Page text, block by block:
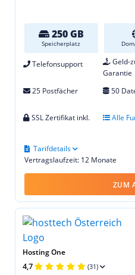
250 GB
Speicherplatz
Telefonsupport
Geld-
Garantie
25 Postfächer 50
SSL Zertifikat inkl.
Alle
Vertragslaufzeit: 12 Monate
Tarifdetails
ZUM
Hosting One
4,7 (31)